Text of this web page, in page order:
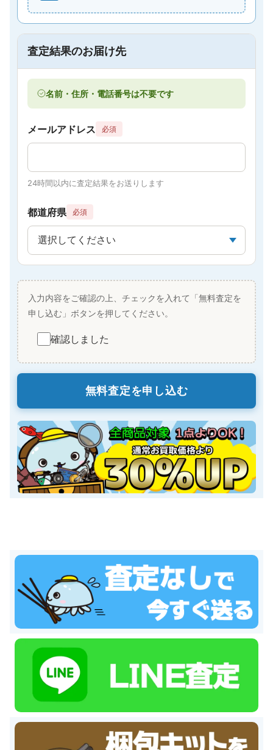
査定結果のお届け先
名前・住所・電話番号は不要です
メールアドレス 必須
24時間以内に査定結果をお送りします
都道府県 必須
入力内容をご確認の上、チェックを入れて「無料査定を
申し込む」ボタンを押してください。
確認しました